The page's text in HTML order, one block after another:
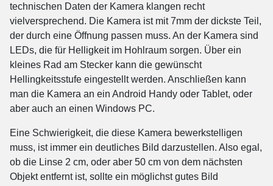
technischen Daten der Kamera klangen recht
vielversprechend. Die Kamera ist mit 7mm der dickste Teil,
der durch eine Öffnung passen muss. An der Kamera sind
LEDs, die für Helligkeit im Hohlraum sorgen. Über ein
kleines Rad am Stecker kann die gewünscht
Hellingkeitsstufe eingestellt werden. Anschließen kann
man die Kamera an ein Android Handy oder Tablet, oder
aber auch an einen Windows PC.
Eine Schwierigkeit, die diese Kamera bewerkstelligen
muss, ist immer ein deutliches Bild darzustellen. Also egal,
ob die Linse 2 cm, oder aber 50 cm von dem nächsten
Objekt entfernt ist, sollte ein möglichst gutes Bild